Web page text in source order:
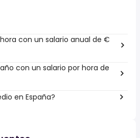
con un salario anual de €
con un salario por hora de
en España?